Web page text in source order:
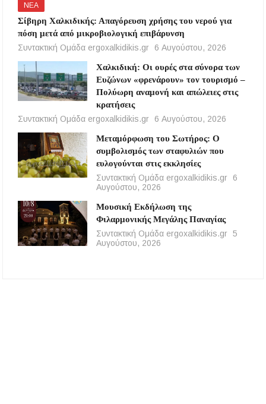
ΝΕΑ
Σίβηρη Χαλκιδικής: Απαγόρευση χρήσης του νερού για
πόση μετά από μικροβιολογική επιβάρυνση
Συντακτική Ομάδα ergoxalkidikis.gr
6 Αυγούστου, 2026
Χαλκιδική: Οι ουρές στα σύνορα των
Ευζώνων «φρενάρουν» τον τουρισμό –
Πολύωρη αναμονή και απώλειες στις
κρατήσεις
Συντακτική Ομάδα ergoxalkidikis.gr
6 Αυγούστου, 2026
Μεταμόρφωση του Σωτήρος: Ο
συμβολισμός των σταφυλιών που
ευλογούνται στις εκκλησίες
Συντακτική Ομάδα ergoxalkidikis.gr
6
Αυγούστου, 2026
Μουσική Εκδήλωση της
Φιλαρμονικής Μεγάλης Παναγίας
Συντακτική Ομάδα ergoxalkidikis.gr 5
Αυγούστου, 2026